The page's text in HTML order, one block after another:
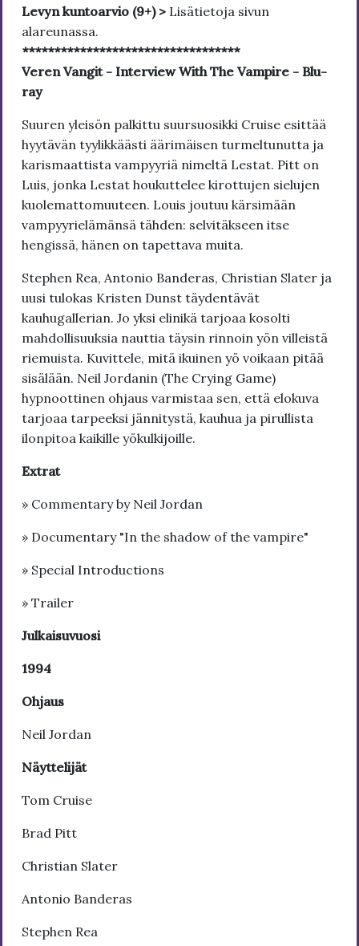
Levyn kuntoarvio (9+) > Lisätietoja sivun
alareunassa.
**********************************
Veren Vangit - Interview With The Vampire - Blu-
ray
Suuren yleisön palkittu suursuosikki Cruise esittää
hyytävän tyylikkäästi äärimäisen turmeltunutta ja
karismaattista vampyyriä nimeltä Lestat. Pitt on
Luis, jonka Lestat houkuttelee kirottujen sielujen
kuolemattomuuteen. Louis joutuu kärsimään
vampyyrielämänsä tähden: selvitäkseen itse
hengissä, hänen on tapettava muita.
Stephen Rea, Antonio Banderas, Christian Slater ja
uusi tulokas Kristen Dunst täydentävät
kauhugallerian. Jo yksi elinikä tarjoaa kosolti
mahdollisuuksia nauttia täysin rinnoin yön villeistä
riemuista. Kuvittele, mitä ikuinen yö voikaan pitää
sisälään. Neil Jordanin (The Crying Game)
hypnoottinen ohjaus varmistaa sen, että elokuva
tarjoaa tarpeeksi jännitystä, kauhua ja pirullista
ilonpitoa kaikille yökulkijoille.
Extrat
» Commentary by Neil Jordan
» Documentary "In the shadow of the vampire"
» Special Introductions
» Trailer
Julkaisuvuosi
1994
Ohjaus
Neil Jordan
Näyttelijät
Tom Cruise
Brad Pitt
Christian Slater
Antonio Banderas
Stephen Rea